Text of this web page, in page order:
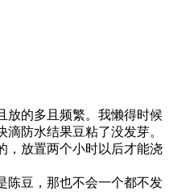
放的多且频繁。我懒得时候
防水结果豆粘了没发芽。
，放置两个小时以后才能浇
陈豆，那也不会一个都不发